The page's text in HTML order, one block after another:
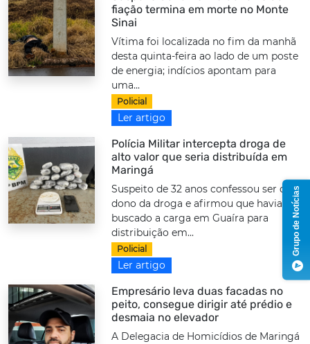
fiação termina em morte no Monte
Sinai
Vítima foi localizada no fim da manhã
desta quinta-feira ao lado de um poste
de energia; indícios apontam para
uma...
Policial
Ler artigo
Polícia Militar intercepta droga de
alto valor que seria distribuída em
Maringá
Suspeito de 32 anos confessou ser o
dono da droga e afirmou que havia
buscado a carga em Guaíra para
distribuição em...
Policial
Ler artigo
Empresário leva duas facadas no
peito, consegue dirigir até prédio e
desmaia no elevador
A Delegacia de Homicídios de Maringá
Grupo de Notícias